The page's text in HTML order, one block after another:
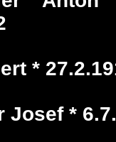
*
Josef *